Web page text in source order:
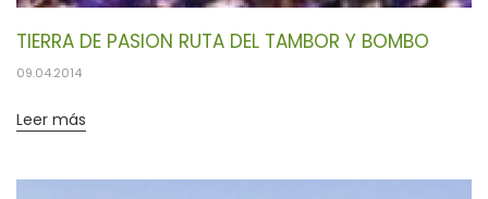
TIERRA DE PASION RUTA DEL TAMBOR Y BOMBO
09.04.2014
Leer más